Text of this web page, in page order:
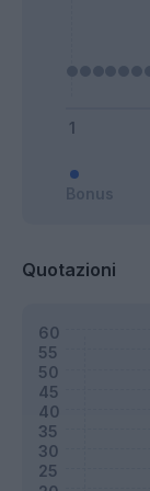
Quotazioni